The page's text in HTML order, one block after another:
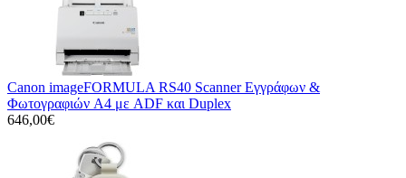
Canon imageFORMULA RS40 Scanner Εγγράφων &
Φωτογραφιών A4 με ADF και Duplex
646,00€